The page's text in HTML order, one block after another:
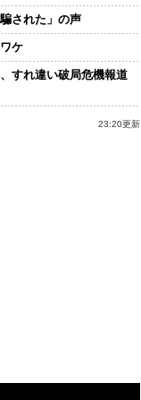
された」の声
ケ
すれ違い破局危機報道
23:20更新